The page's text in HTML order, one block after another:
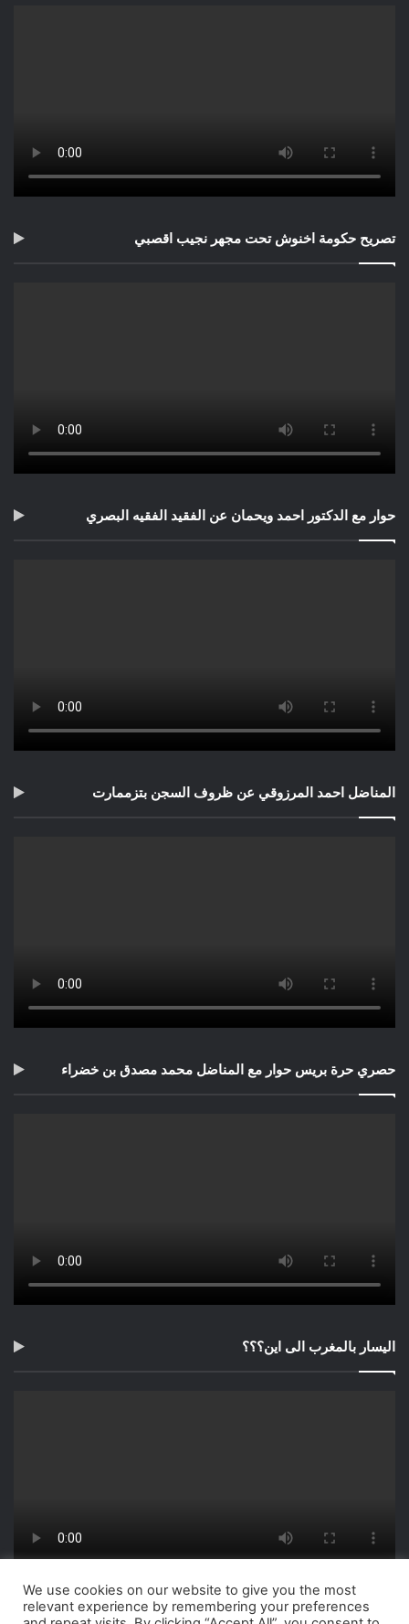
تصريح حكومة اخنوش تحت مجهر نجيب اقصبي
حوار مع الدكتور احمد ويحمان عن الفقيد الفقيه البصري
المناضل احمد المرزوقي عن ظروف السجن بتزممارت
حصري حرة بريس حوار مع المناضل محمد مصدق بن خضراء
اليسار بالمغرب الى اين؟؟؟
We use cookies on our website to give you the most
relevant experience by remembering your preferences